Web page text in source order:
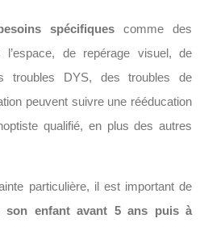
spécifiques comme des
l’espace, de repérage visuel, de
troubles DYS, des troubles de
peuvent suivre une rééducation
qualifié, en plus des autres
particulière, il est important de
son enfant avant 5 ans puis à